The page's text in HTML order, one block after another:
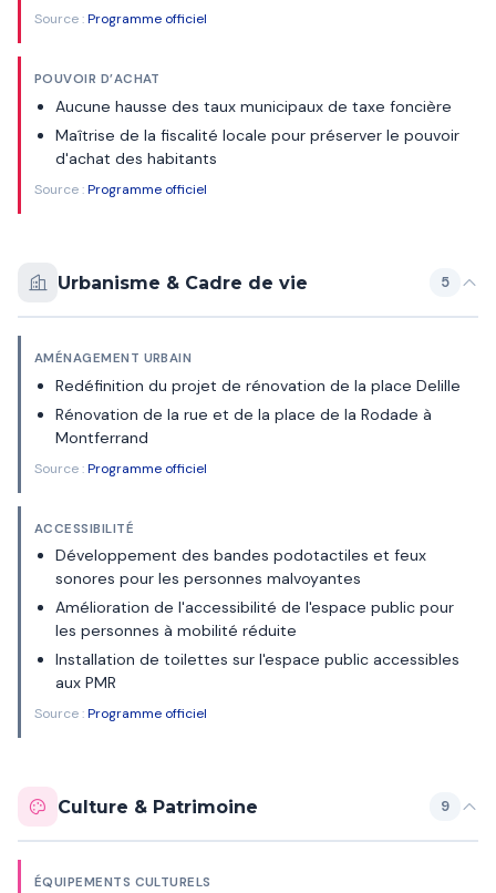
Source :Programme officiel
POUVOIR D’ACHAT
Aucune hausse des taux municipaux de taxe foncière
Maîtrise de la fiscalité locale pour préserver le pouvoir
d'achat des habitants
Source :Programme officiel
Urbanisme & Cadre de vie 5
AMÉNAGEMENT URBAIN
Redéfinition du projet de rénovation de la place Delille
Rénovation de la rue et de la place de la Rodade à
Montferrand
Source :Programme officiel
ACCESSIBILITÉ
Développement des bandes podotactiles et feux
sonores pour les personnes malvoyantes
Amélioration de l'accessibilité de l'espace public pour
les personnes à mobilité réduite
Installation de toilettes sur l'espace public accessibles
aux PMR
Source :Programme officiel
Culture & Patrimoine 9
ÉQUIPEMENTS CULTURELS